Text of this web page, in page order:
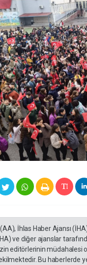
İhlas Haber Ajansı
ve diğer ajanslar
editörlerinin müdahalesi
Bu haberlerde